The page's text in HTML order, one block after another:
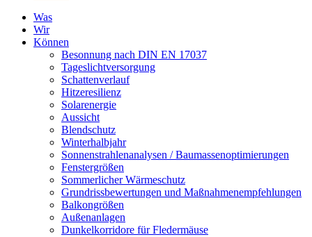
Was
Wir
Können
Besonnung nach DIN EN 17037
Tageslichtversorgung
Schattenverlauf
Hitzeresilienz
Solarenergie
Aussicht
Blendschutz
Winterhalbjahr
Sonnenstrahlenanalysen / Baumassenoptimierungen
Fenstergrößen
Sommerlicher Wärmeschutz
Grundrissbewertungen und Maßnahmenempfehlungen
Balkongrößen
Außenanlagen
Dunkelkorridore für Fledermäuse